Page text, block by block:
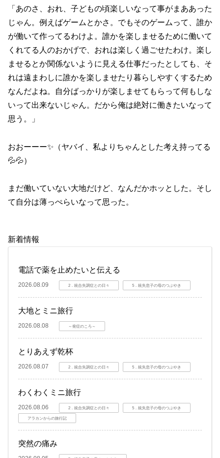
「あのさ、おれ、子どもの頃楽しいなって事がまああった
じゃん。例えばゲームとかさ。でもそのゲームって、誰か
が働いて作ってるわけよ。誰かを楽しませるために働いて
くれてる人のおかげで、おれは楽しく過ごせたわけ。楽し
ませるとか関係ないように見える仕事だったとしても、そ
れは遠まわしに誰かを楽しませたり暮らしやすくするため
なんだよね。自分ばっかりが楽しませてもらって何もしな
いって出来ないじゃん。だから俺は絶対に働きたいなって
思う。」
おおーーー✨（ヤバイ、私よりちゃんとした考え持ってる
💦💦）
まだ働いていない大地だけど、なんだかホッとした。そし
て自分は薄っぺらいなって思った。
新着情報
電話で薬を止めたいと伝える
2026.08.09 2．統合失調症との日々 5．統失息子の母のつぶやき
大地とミニ旅行
2026.08.08 ～発症のころ～
とりあえず乾杯
2026.08.07 2．統合失調症との日々 5．統失息子の母のつぶやき
わくわくミニ旅行
2026.08.06 2．統合失調症との日々 5．統失息子の母のつぶやき
アラカンからの旅行記
突然の痛み